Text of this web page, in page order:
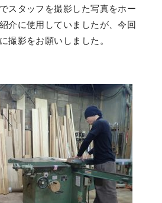
スタッフを撮影した写真をホー
介に使用していましたが、今回
撮影をお願いしました。